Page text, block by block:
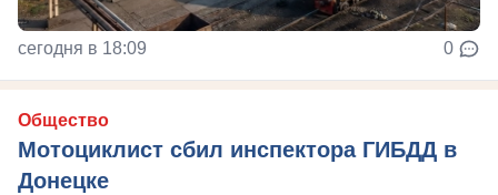
сегодня в 18:09 0
Общество
Мотоциклист сбил инспектора ГИБДД в
Донецке